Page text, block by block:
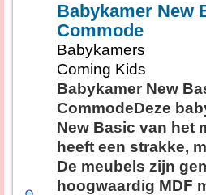
Babykamer New
Commode
Babykamers
Coming Kids
Babykamer New
CommodeDeze
New Basic van het
heeft een strakke,
De meubels zijn
hoogwaardig MDF